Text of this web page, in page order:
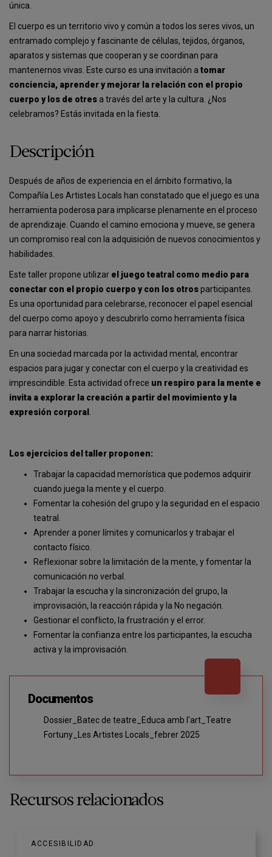
única.
El cuerpo es un territorio vivo y común a todos los seres vivos, un
entramado complejo y fascinante de células, tejidos, órganos,
aparatos y sistemas que cooperan y se coordinan para
mantenernos vivas. Este curso es una invitación a tomar
conciencia, aprender y mejorar la relación con el propio
cuerpo y los de otres a través del arte y la cultura. ¿Nos
celebramos? Estás invitada en la fiesta.
Descripción
Después de años de experiencia en el ámbito formativo, la
Compañía Les Artistes Locals han constatado que el juego es una
herramienta poderosa para implicarse plenamente en el proceso
de aprendizaje. Cuando el camino emociona y mueve, se genera
un compromiso real con la adquisición de nuevos conocimientos y
habilidades.
Este taller propone utilizar el juego teatral como medio para
conectar con el propio cuerpo y con los otrosparticipantes.
Es una oportunidad para celebrarse, reconocer el papel esencial
del cuerpo como apoyo y descubrirlo como herramienta física
para narrar historias.
En una sociedad marcada por la actividad mental, encontrar
espacios para jugar y conectar con el cuerpo y la creatividad es
imprescindible. Esta actividad ofrece un respiro para la mente e
invita a explorar la creación a partir del movimiento y la
expresión corporal
Los ejercicios del taller proponen:
Trabajar la capacidad memorística que podemos adquirir
cuando juega la mente y el cuerpo.
Fomentar la cohesión del grupo y la seguridad en el espacio
teatral.
Aprender a poner límites y comunicarlos y trabajar el
contacto físico.
Reflexionar sobre la limitación de la mente, y fomentar la
comunicación no verbal.
Trabajar la escucha y la sincronización del grupo, la
improvisación, la reacción rápida y la No negación.
Gestionar el conflicto, la frustración y el error.
Fomentar la confianza entre los participantes, la escucha
activa y la improvisación.
Documentos
Dossier_Batec de teatre_Educa amb l'art_Teatre
Fortuny_Les Artistes Locals_febrer 2025
Recursos relacionados
ACCESIBILIDAD